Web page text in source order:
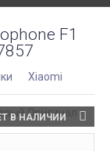
F1
Xiaomi
В НАЛИЧИИ